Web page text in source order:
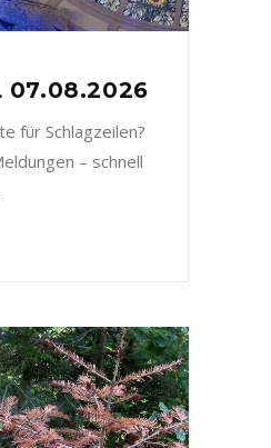
07.08.2026
für Schlagzeilen?
– schnell